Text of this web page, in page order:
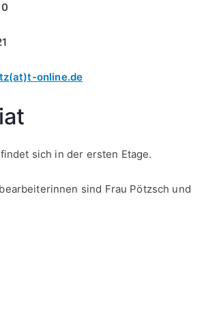
online.de
sich in der ersten Etage.
sind Frau Pötzsch und